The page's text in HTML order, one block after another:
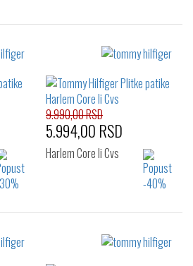
Izaberi željeni broj:
45
46
Izaberi željeni broj:
9.990,00 RSD
5.994,00 RSD
Harlem Core Ii Cvs